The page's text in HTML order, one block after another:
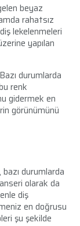
beyaz
rahatsız
lekelenmeleri
yapılan
durumlarda
renk
gidermek en
görünümünü
durumlarda
olarak da
diş
en doğrusu
şu şekilde